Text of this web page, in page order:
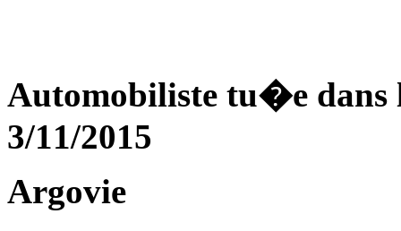
Automobiliste tu�e
3/11/2015
Argovie